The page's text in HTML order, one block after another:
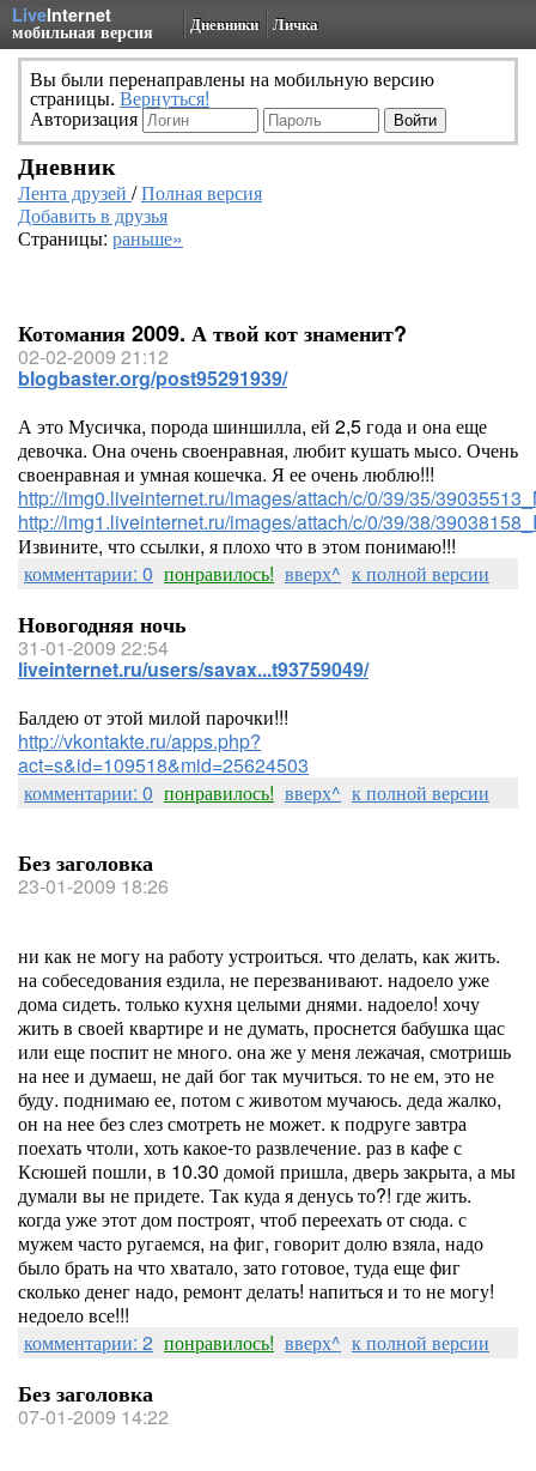
LiveInternet
мобильная версия Дневники Личка
Вы были перенаправлены на мобильную версию
страницы. Вернуться!
Авторизация
Дневник
Лента друзей /Полная версия
Добавить в друзья
Страницы: раньше»
Котомания 2009. А твой кот знаменит?
02-02-2009 21:12
blogbaster.org/post95291939/
А это Мусичка, порода шиншилла, ей 2,5 года и она еще
девочка. Она очень своенравная, любит кушать мысо. Очень
своенравная и умная кошечка. Я ее очень люблю!!!
http://img0.liveinternet.ru/images/attach/c/0/39/35/
http://img1.liveinternet.ru/images/attach/c/0/39/38/
Извините, что ссылки, я плохо что в этом понимаю!!!
комментарии: 0 понравилось! вверх^ к полной версии
Новогодняя ночь
31-01-2009 22:54
liveinternet.ru/users/savax...t93759049/
Балдею от этой милой парочки!!!
http://vkontakte.ru/apps.php?
act=s&id=109518&mid=25624503
комментарии: 0 понравилось! вверх^ к полной версии
Без заголовка
23-01-2009 18:26
ни как не могу на работу устроиться. что делать, как жить.
на собеседования ездила, не перезванивают. надоело уже
дома сидеть. только кухня целыми днями. надоело! хочу
жить в своей квартире и не думать, проснется бабушка щас
или еще поспит не много. она же у меня лежачая, смотришь
на нее и думаеш, не дай бог так мучиться. то не ем, это не
буду. поднимаю ее, потом с животом мучаюсь. деда жалко,
он на нее без слез смотреть не может. к подруге завтра
поехать чтоли, хоть какое-то развлечение. раз в кафе с
Ксюшей пошли, в 10.30 домой пришла, дверь закрыта, а мы
думали вы не придете. Так куда я денусь то?! где жить.
когда уже этот дом построят, чтоб переехать от сюда. с
мужем часто ругаемся, на фиг, говорит долю взяла, надо
было брать на что хватало, зато готовое, туда еще фиг
сколько денег надо, ремонт делать! напиться и то не могу!
недоело все!!!
комментарии: 2 понравилось! вверх^ к полной версии
Без заголовка
07-01-2009 14:22